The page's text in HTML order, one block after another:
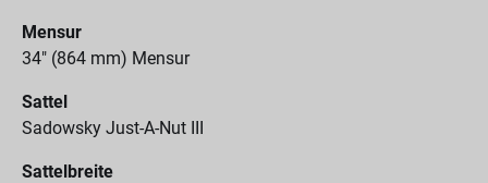
Mensur
34" (864 mm) Mensur
Sattel
Sadowsky Just-A-Nut III
Sattelbreite